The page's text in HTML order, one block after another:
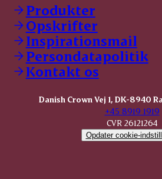
Dyrbar
GØL
Tulip
Friland
Dansk Kødkvæg
STOLT
Dansk Kalv
KOMBI Hak
Produkter
Opskrifter
Inspirationsmail
Persondatapolitik
Kontakt os
Danish Crown Vej 1, DK-8940
+45 8919 1919
CVR 26121264
Opdater cookie-